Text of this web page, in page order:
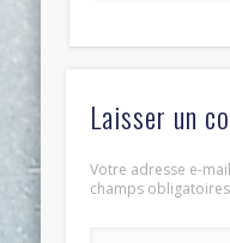
Laisser un
Votre adresse e-
champs